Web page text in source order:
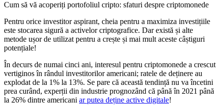
Cum să vă acoperiți portofoliul cripto: sfaturi despre criptomonede
Pentru orice investitor aspirant, cheia pentru a maximiza investițiile
este stocarea sigură a activelor criptografice. Dar există și alte
metode ușor de utilizat pentru a crește și mai mult aceste câștiguri
potențiale!
În decurs de numai cinci ani, interesul pentru criptomonede a crescut
vertiginos în rândul investitorilor americani; ratele de deținere au
explodat de la 1% la 13%. Se pare că această tendință nu va încetini
prea curând, experții din industrie prognozând că până în 2021 până
la 26% dintre americani ar putea deține active digitale!